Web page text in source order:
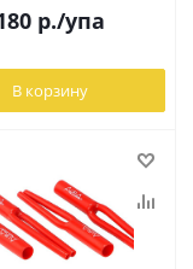
р./упа
В корзину